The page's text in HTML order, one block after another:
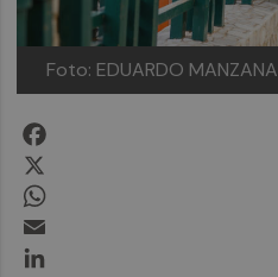
Foto: EDUARDO MANZANA